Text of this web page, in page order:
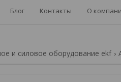
Блог Контакты О
и силовое оборудование ekf